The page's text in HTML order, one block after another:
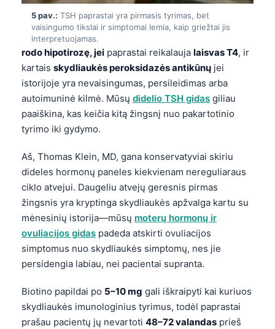
5 pav.: TSH paprastai yra pirmasis tyrimas, bet
vaisingumo tikslai ir simptomai lemia, kaip griežtai jis
interpretuojamas.
rodo hipotirozę, jei paprastai reikalauja laisvas T4, ir
kartais skydliaukės peroksidazės antikūnų jei
istorijoje yra nevaisingumas, persileidimas arba
autoimuninė kilmė. Mūsų didelio TSH gidas giliau
paaiškina, kas keičia kitą žingsnį nuo pakartotinio
tyrimo iki gydymo.
Aš, Thomas Klein, MD, gana konservatyviai skiriu
dideles hormonų paneles kiekvienam nereguliaraus
ciklo atvejui. Daugeliu atvejų geresnis pirmas
žingsnis yra kryptinga skydliaukės apžvalga kartu su
mėnesinių istorija—mūsų moterų hormonų ir
ovuliacijos gidas padeda atskirti ovuliacijos
simptomus nuo skydliaukės simptomų, nes jie
persidengia labiau, nei pacientai supranta.
Biotino papildai po 5–10 mg gali iškraipyti kai kuriuos
skydliaukės imunologinius tyrimus, todėl paprastai
prašau pacientų jų nevartoti 48–72 valandas prieš
Македонски јазик
Euskara
العربية المغربية
Afrikaans
Монгол
ພາສາລາວ
Basa Jawa
Cebuano
ئۇيغۇرچە
Кыргызча
Татар теле
Беларуская мова
Esperanto
Frysk